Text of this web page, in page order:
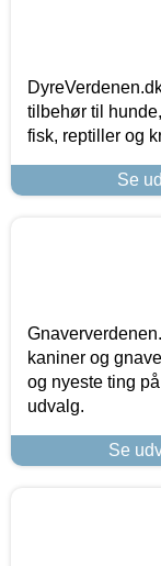
tilbehør til
fisk, reptiller og
Se
kaniner og
og nyeste ting
udvalg.
Se